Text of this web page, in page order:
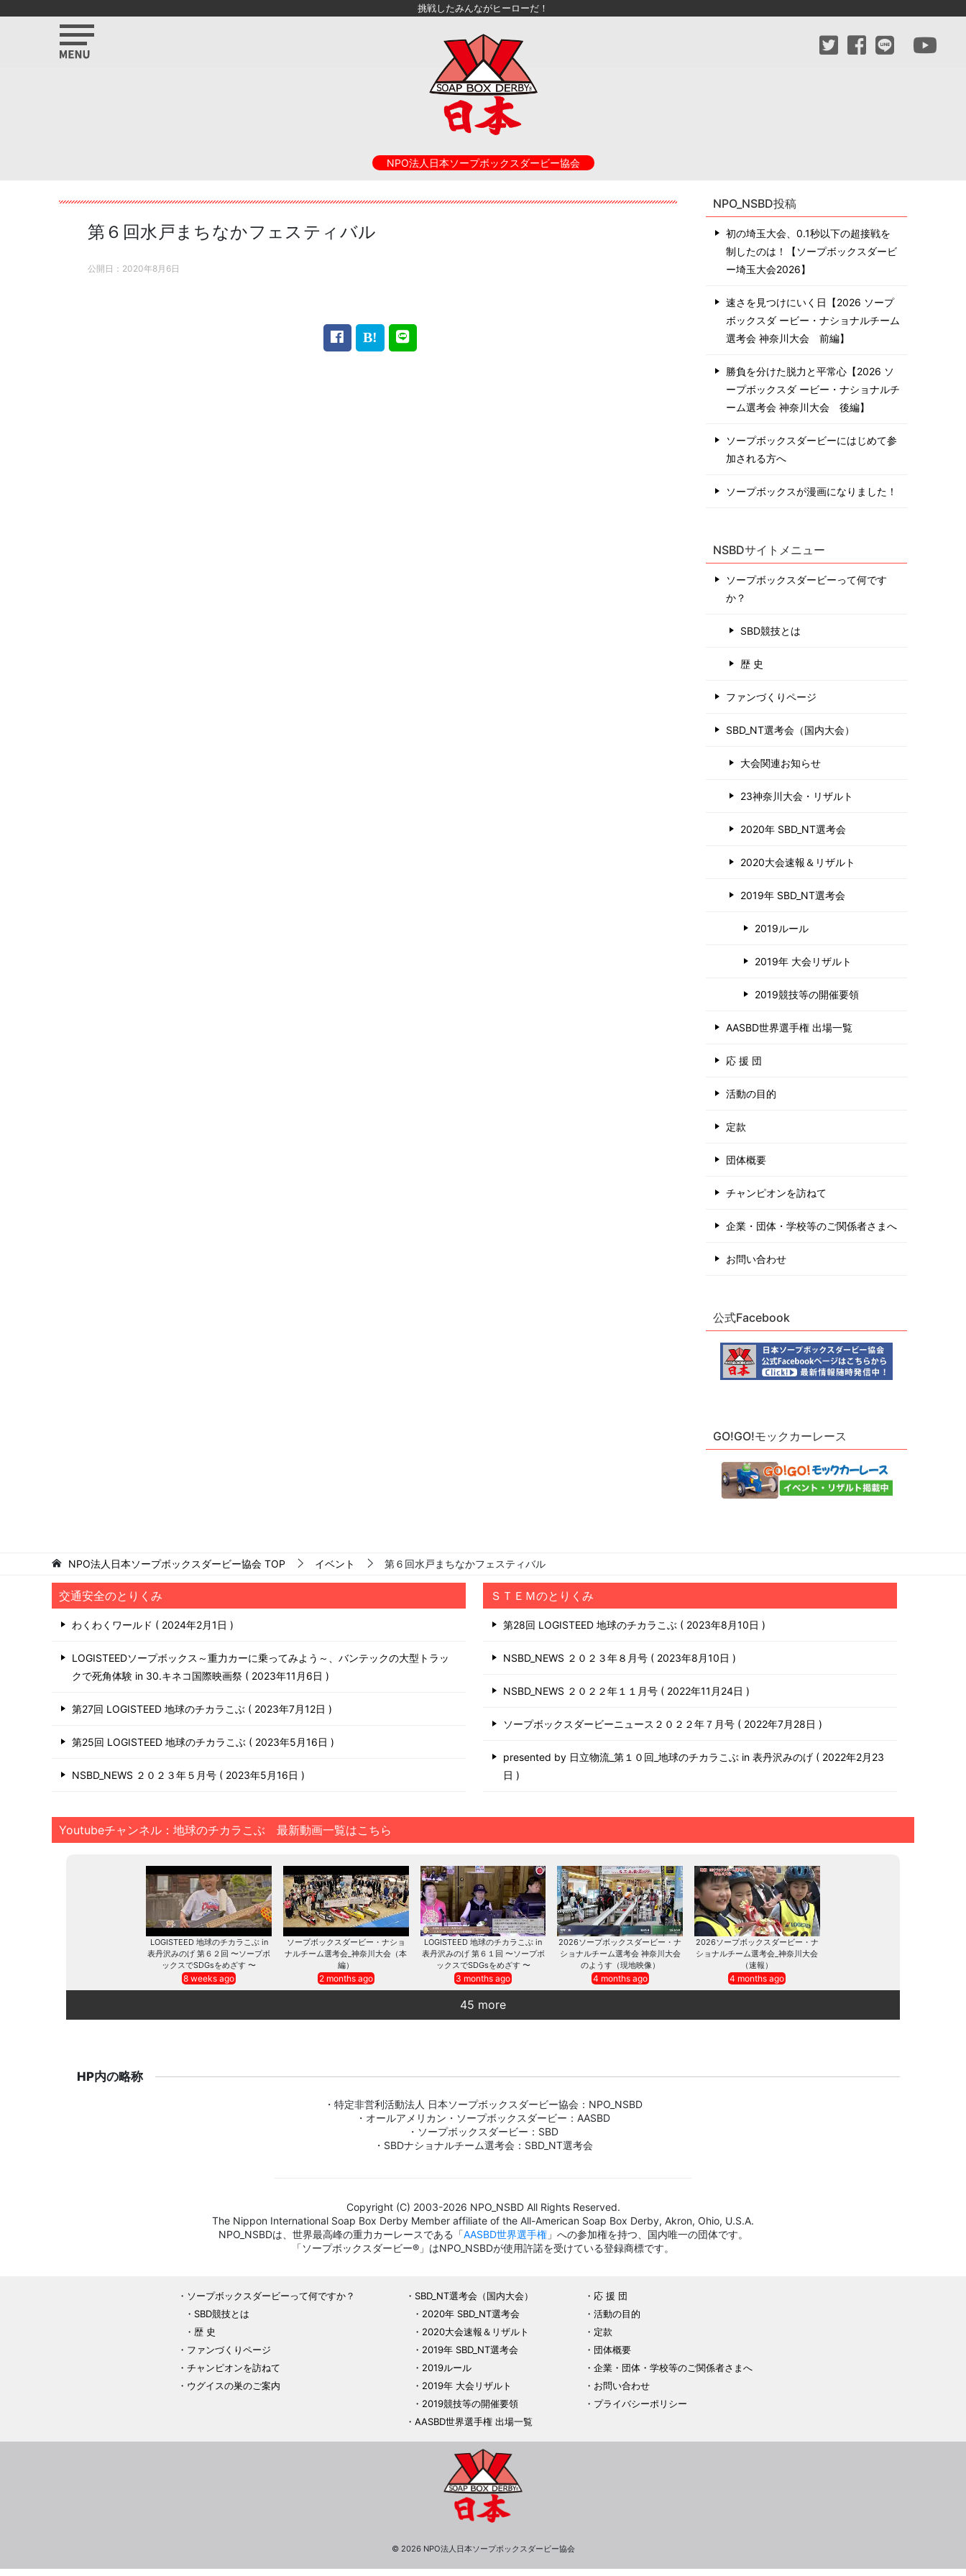
挑戦したみんながヒーローだ！
NPO法人日本ソープボックスダービー協会
第６回水戸まちなかフェスティバル
公開日： 2020年8月6日
NPO_NSBD投稿
初の埼玉大会、0.1秒以下の超接戦を
制したのは！【ソープボックスダービ
ー埼玉大会2026】
速さを見つけにいく日【2026 ソープ
ボックスダ ービー・ナショナルチーム
選考会 神奈川⼤会 前編】
勝負を分けた脱力と平常心【2026 ソ
ープボックスダ ービー・ナショナルチ
ーム選考会 神奈川⼤会 後編】
ソープボックスダービーにはじめて参
加される方へ
ソープボックスが漫画になりました！
NSBDサイトメニュー
ソープボックスダービーって何です
か？
SBD競技とは
歴 史
ファンづくりページ
SBD_NT選考会（国内大会）
大会関連お知らせ
23神奈川大会・リザルト
2020年 SBD_NT選考会
2020大会速報＆リザルト
2019年 SBD_NT選考会
2019ルール
2019年 大会リザルト
2019競技等の開催要領
AASBD世界選手権 出場一覧
応 援 団
活動の目的
定款
団体概要
チャンピオンを訪ねて
企業・団体・学校等のご関係者さまへ
お問い合わせ
公式Facebook
GO!GO!モックカーレース
NPO法人日本ソープボックスダービー協会 TOP イベント 第６回水戸まちなかフェスティバル
交通安全のとりくみ
わくわくワールド 2024年2月1日
LOGISTEEDソープボックス～重力カーに乗ってみよう～、バンテックの大型トラッ
クで死角体験 in 30.キネコ国際映画祭
2023年11月6日
第27回 LOGISTEED 地球のチカラこぶ 2023年7月12日
第25回 LOGISTEED 地球のチカラこぶ 2023年5月16日
NSBD_NEWS ２０２３年５月号 2023年5月16日
ＳＴＥＭのとりくみ
第28回 LOGISTEED 地球のチカラこぶ 2023年8月10日
NSBD_NEWS ２０２３年８月号 2023年8月10日
NSBD_NEWS ２０２２年１１月号 2022年11月24日
ソープボックスダービーニュース２０２２年７月号 2022年7月28日
presented by 日立物流_第１０回_地球のチカラこぶ in 表丹沢みのげ
2022年2月23
日
Youtubeチャンネル：地球のチカラこぶ 最新動画一覧はこちら
LOGISTEED 地球のチカラこぶ in
表丹沢みのげ 第６２回 〜ソープボ
ックスでSDGsをめざす 〜
8 weeks ago
ソープボックスダービー・ナショ
ナルチーム選考会_神奈川大会（本
編）
2 months ago
LOGISTEED 地球のチカラこぶ in
表丹沢みのげ 第６１回 〜ソープボ
ックスでSDGsをめざす 〜
3 months ago
2026ソープボックスダービー・ナ
ショナルチーム選考会 神奈川大会
のようす（現地映像）
4 months ago
2026ソープボックスダービー・ナ
ショナルチーム選考会_神奈川大会
（速報）
4 months ago
45 more
HP内の略称
・特定非営利活動法人 日本ソープボックスダービー協会：NPO_NSBD
・オールアメリカン・ソープボックスダービー：AASBD
・ソープボックスダービー：SBD
・SBDナショナルチーム選考会：SBD_NT選考会
Copyright (C) 2003-2026 NPO_NSBD All Rights Reserved.
The Nippon International Soap Box Derby Member affiliate of the All-American Soap Box Derby, Akron, Ohio, U.S.A.
NPO_NSBDは、世界最高峰の重力カーレースである「AASBD世界選手権」への参加権を持つ、国内唯一の団体です。
「ソープボックスダービー®」はNPO_NSBDが使用許諾を受けている登録商標です。
ソープボックスダービーって何ですか？
SBD競技とは
歴 史
ファンづくりページ
チャンピオンを訪ねて
ウグイスの巣のご案内
SBD_NT選考会（国内大会）
2020年 SBD_NT選考会
2020大会速報＆リザルト
2019年 SBD_NT選考会
2019ルール
2019年 大会リザルト
2019競技等の開催要領
AASBD世界選手権 出場一覧
応 援 団
活動の目的
定款
団体概要
企業・団体・学校等のご関係者さまへ
お問い合わせ
プライバシーポリシー
© 2026 NPO法人日本ソープボックスダービー協会